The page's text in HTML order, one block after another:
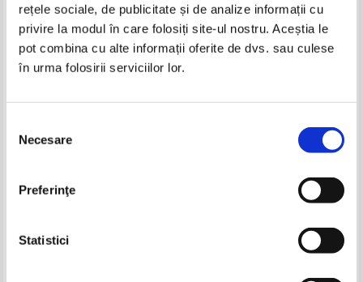
rețele sociale, de publicitate și de analize informații cu
privire la modul în care folosiți site-ul nostru. Aceștia le
pot combina cu alte informații oferite de dvs. sau culese
în urma folosirii serviciilor lor.
consimțământului
Necesare
Preferinţe
Statistici
Giovanni Boccaccio - Decameronul
-30%
Pret:
Lei